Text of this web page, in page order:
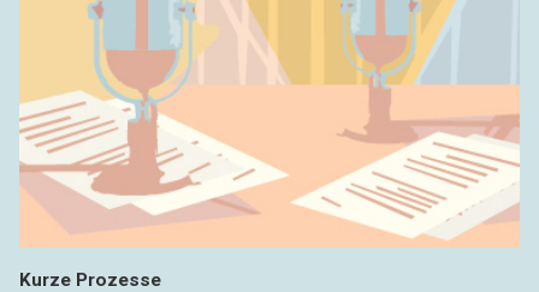
Kurze Prozesse